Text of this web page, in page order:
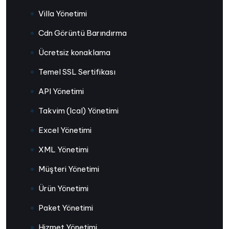
Villa Yönetimi
Cdn Görüntü Barındırma
Ücretsiz konaklama
Temel SSL Sertifikası
API Yönetimi
Takvim (Ical) Yönetimi
Excel Yönetimi
XML Yönetimi
Müşteri Yönetimi
Ürün Yönetimi
Paket Yönetimi